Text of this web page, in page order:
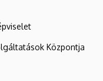
Központja